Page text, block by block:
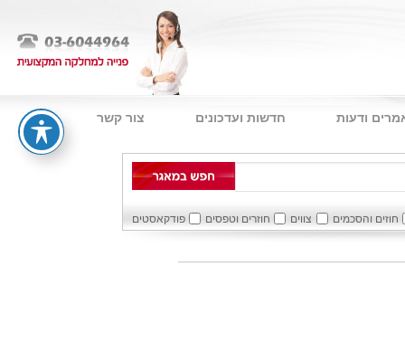
ודעות חדשות ועדכונים צור קשר
חוזים והסכמים צווים חוזרים וטפסים פודקאסטים